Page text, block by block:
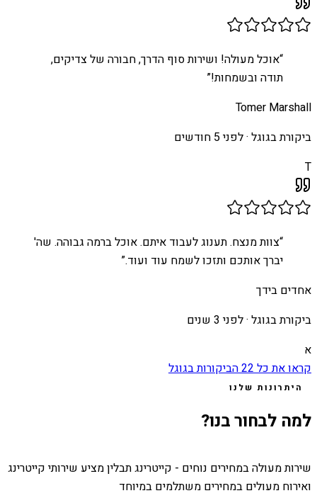
“אוכל מעולה! ושירות סוף הדרך, חבורה של צדיקים,
תודה ובשמחות!”
Tomer Marshall
ביקורת בגוגל ·לפני 5 חודשים
T
“צוות מנצח. תענוג לעבוד איתם. אוכל ברמה גבוהה. שה'
יברך אותכם ותזכו לשמח עוד ועוד.”
אחדים בידך
ביקורת בגוגל ·לפני 3 שנים
א
קראו את כל22הביקורות בגוגל
היתרונות שלנו
למה לבחור בנו?
שירות מעולה במחירים נוחים - קייטרינג תבלין מציע שירותי קייטרינג
ואירוח מעולים במחירים משתלמים במיוחד